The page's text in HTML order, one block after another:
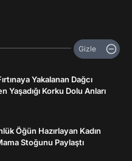
Gizle
Yakalanan Dağcı
Yaşadığı Korku Dolu Anları
Öğün Hazırlayan Kadın
Stoğunu Paylaştı